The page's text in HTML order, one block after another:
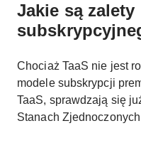
Jakie są zalety
Chociaż TaaS nie jest
modele subskrypcji
TaaS, sprawdzają się
Stanach